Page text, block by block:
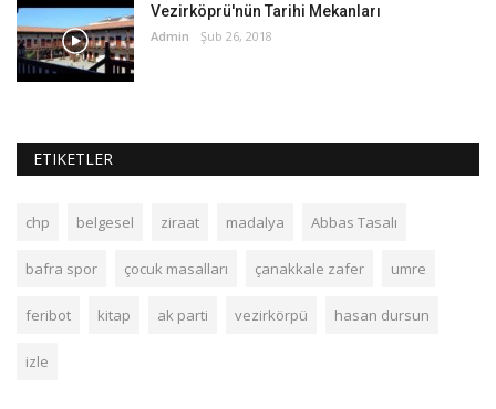
Vezirköprü'nün Tarihi Mekanları
Admin Şub 26, 2018
ETIKETLER
chp belgesel ziraat madalya Abbas Tasalı
bafra spor çocuk masalları çanakkale zafer umre
feribot kitap ak parti vezirkörpü hasan dursun
izle